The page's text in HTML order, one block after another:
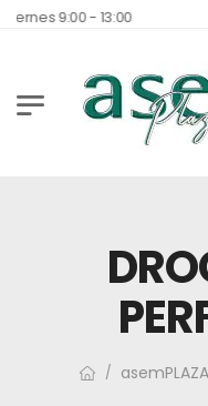
9:00 - 13:00
/ asemPLAZA